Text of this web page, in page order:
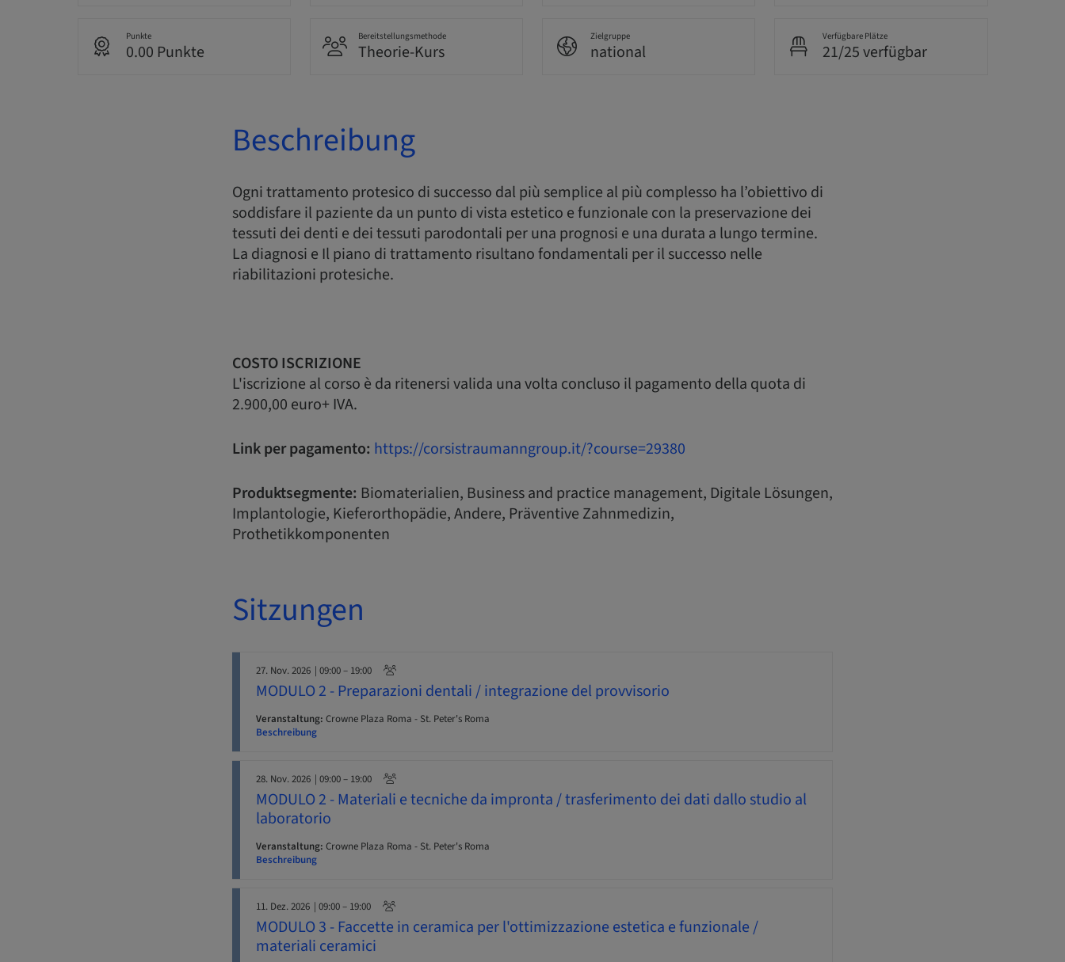
Punkte
0.00 Punkte
Bereitstellungsmethode
Theorie-Kurs
Zielgruppe
national
Verfügbare Plätze
21/25 verfügbar
Beschreibung
Ogni trattamento protesico di successo dal più semplice al più complesso ha l’obiettivo di
soddisfare il paziente da un punto di vista estetico e funzionale con la preservazione dei
tessuti dei denti e dei tessuti parodontali per una prognosi e una durata a lungo termine.
La diagnosi e Il piano di trattamento risultano fondamentali per il successo nelle
riabilitazioni protesiche.
COSTO ISCRIZIONE
L'iscrizione al corso è da ritenersi valida una volta concluso il pagamento della quota di
2.900,00 euro+ IVA.
Link per pagamento: https://corsistraumanngroup.it/?course=29380
Produktsegmente: Biomaterialien, Business and practice management, Digitale Lösungen,
Implantologie, Kieferorthopädie, Andere, Präventive Zahnmedizin,
Prothetikkomponenten
Sitzungen
27. Nov. 2026 | 09:00 – 19:00
MODULO 2 - Preparazioni dentali / integrazione del provvisorio
Veranstaltung: Crowne Plaza Roma - St. Peter's Roma
Beschreibung
28. Nov. 2026 | 09:00 – 19:00
MODULO 2 - Materiali e tecniche da impronta / trasferimento dei dati dallo studio al
laboratorio
Veranstaltung: Crowne Plaza Roma - St. Peter's Roma
Beschreibung
11. Dez. 2026 | 09:00 – 19:00
MODULO 3 - Faccette in ceramica per l'ottimizzazione estetica e funzionale /
materiali ceramici